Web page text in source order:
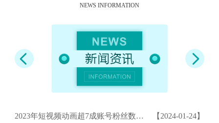
NEWS INFORMATION
2023年短视频动画超7成账号粉丝数下滑-各平台依然加码输出短视频动画-蓝鲸财经 【2024-01-24】